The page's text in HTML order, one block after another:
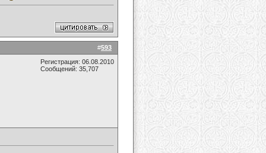
#593
Регистрация: 06.08.2010
Сообщений: 35,707